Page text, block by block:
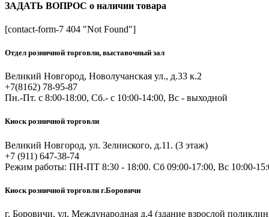
ЗАДАТЬ ВОПРОС о наличии товара
[contact-form-7 404 "Not Found"]
Отдел розничной торговли, выставочный зал
Великий Новгород, Новолучанская ул., д.33 к.2
+7(8162) 78-95-87
Пн.-Пт. с 8:00-18:00, Сб.- с 10:00-14:00, Вс - выходной
Киоск розничной торговли
Великий Новгород, ул. Зелинского, д.11. (3 этаж)
+7 (911) 647-38-74
Режим работы: ПН-ПТ 8:30 - 18:00. Сб 09:00-17:00, Вс 10:00-
Киоск розничной торговли г.Боровичи
г. Боровичи, ул. Международная д.4 (здание взрослой